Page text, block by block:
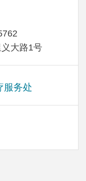
大路1号
服务处